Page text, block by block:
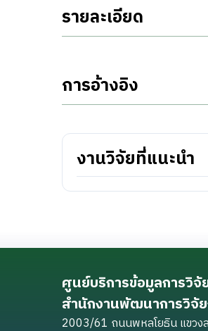
รายละเอียด
การอ้างอิง
งานวิจัยที่แนะนำ
ศูนย์บริการข้อมูลการวิจั
สำนักงานพัฒนาการวิจั
2003/61 ถนนพหลโยธิน แขวง